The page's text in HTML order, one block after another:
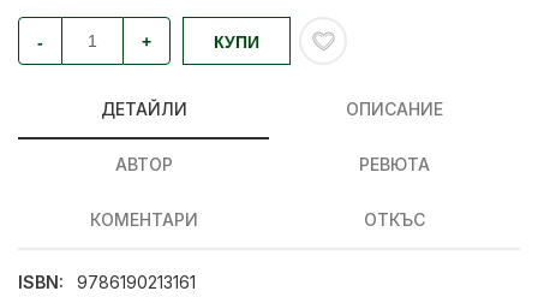
- + КУПИ
ДЕТАЙЛИ ОПИСАНИЕ
АВТОР РЕВЮТА
КОМЕНТАРИ ОТКЪС
ISBN:
9786190213161